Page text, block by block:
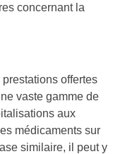
concernant la
prestations offertes
vaste gamme de
aux
médicaments sur
similaire, il peut y